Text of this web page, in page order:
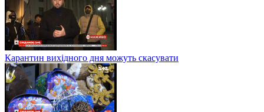
Карантин вихідного дня можуть скасувати